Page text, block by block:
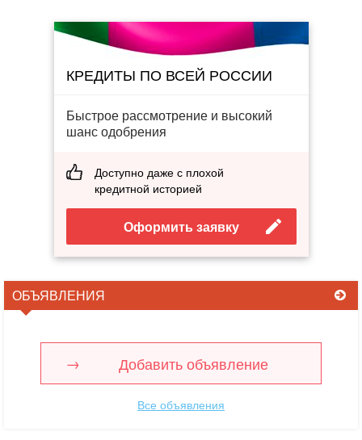
КРЕДИТЫ ПО ВСЕЙ РОССИИ
Быстрое рассмотрение и высокий
шанс одобрения
Доступно даже с плохой
кредитной историей
Оформить заявку
ОБЪЯВЛЕНИЯ
Добавить объявление
Все объявления